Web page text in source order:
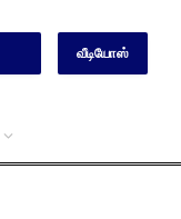
வீடியோஸ்